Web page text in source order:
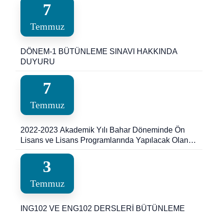
7
Temmuz
DÖNEM-1 BÜTÜNLEME SINAVI HAKKINDA
DUYURU
7
Temmuz
2022-2023 Akademik Yılı Bahar Döneminde Ön
Lisans ve Lisans Programlarında Yapılacak Olan
3
Temmuz
ING102 VE ENG102 DERSLERİ BÜTÜNLEME